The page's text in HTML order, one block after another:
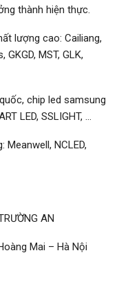
thành hiện thực.
lượng cao: Cailiang,
GKGD, MST, GLK,
chip led samsung
LED, SSLIGHT, …
NCLED,
AN
Mai – Hà Nội